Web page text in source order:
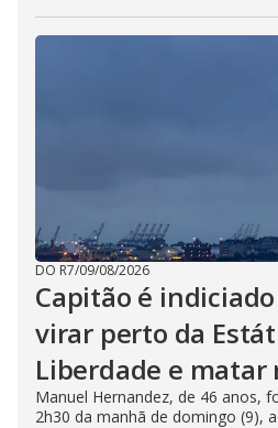
DO R7/09/08/2026
Capitão é
virar perto da
Liberdade e matar
Manuel Hernandez, de 46 anos,
2h30 da manhã de domingo (9),